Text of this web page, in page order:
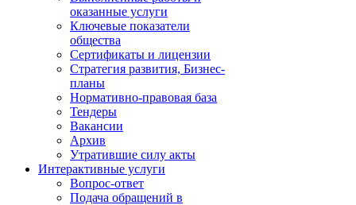
оказанные услуги
Ключевые показатели
общества
Сертификаты и лицензии
Стратегия развития, Бизнес-
планы
Нормативно-правовая база
Тендеры
Вакансии
Архив
Утратившие силу акты
Интерактивные услуги
Вопрос-ответ
Подача обращений в